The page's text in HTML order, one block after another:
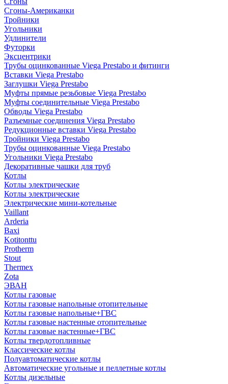
Сгоны-Американки
Тройники
Угольники
Удлинители
Футорки
Эксцентрики
Трубы оцинкованные Viega Prestabo и фитинги
Вставки Viega Prestabo
Заглушки Viega Prestabo
Муфты прямые резьбовые Viega Prestabo
Муфты соединительные Viega Prestabo
Обводы Viega Prestabo
Разъемные соединения Viega Prestabo
Редукционные вставки Viega Prestabo
Тройники Viega Prestabo
Трубы оцинкованные Viega Prestabo
Угольники Viega Prestabo
Декоративные чашки для труб
Котлы
Котлы электрические
Котлы электрические
Электрические мини-котельные
Vaillant
Arderia
Baxi
Kotitonttu
Protherm
Stout
Thermex
Zota
ЭВАН
Котлы газовые
Котлы газовые напольные отопительные
Котлы газовые напольные+ГВС
Котлы газовые настенные отопительные
Котлы газовые настенные+ГВС
Котлы твердотопливные
Классические котлы
Полуавтоматические котлы
Автоматические угольные и пеллетные котлы
Котлы дизельные